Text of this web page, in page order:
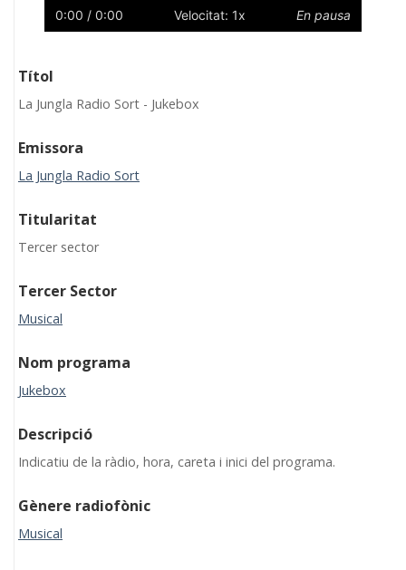
0:00 / 0:00 Velocitat: 1x En pausa
Títol
La Jungla Radio Sort - Jukebox
Emissora
La Jungla Radio Sort
Titularitat
Tercer sector
Tercer Sector
Musical
Nom programa
Jukebox
Descripció
Indicatiu de la ràdio, hora, careta i inici del programa.
Gènere radiofònic
Musical